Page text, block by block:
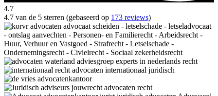
4.7
4.7 van de 5 sterren (gebaseerd op 173 reviews)